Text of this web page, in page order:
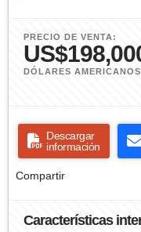
PRECIO DE VENTA:
DÓLARES AMERICANOS
Descargar
información
Compartir
Características